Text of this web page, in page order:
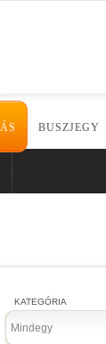
BUSZJEGY
KATEGÓRIA
Mindegy